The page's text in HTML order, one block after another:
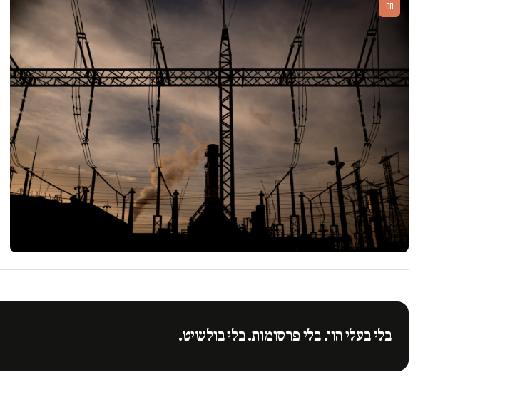
חם
בלי בעלי הון. בלי פרסומות. בלי בולשיט.